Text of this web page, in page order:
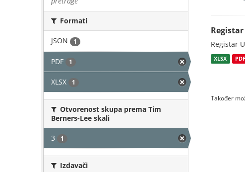
Formati
JSON 1
PDF 1
XLSX 1
Otvorenost skupa prema Tim
Berners-Lee skali
3 1
Izdavači
Registar
Registar
XLSX PDF
Također